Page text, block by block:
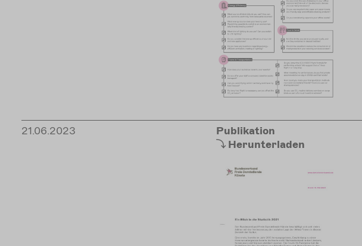
21.06.2023
Publikation
Herunterladen